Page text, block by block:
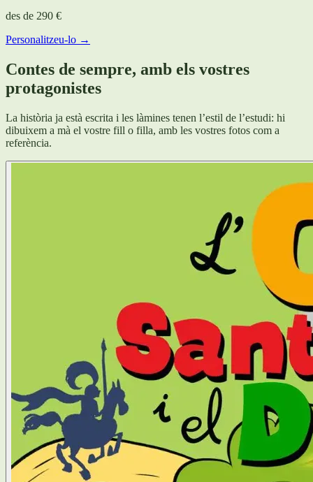
des de 290 €
Personalitzeu-lo →
Contes de sempre, amb els vostres
protagonistes
La història ja està escrita i les làmines tenen l’estil de l’estudi: hi
dibuixem a mà el vostre fill o filla, amb les vostres fotos com a
referència.